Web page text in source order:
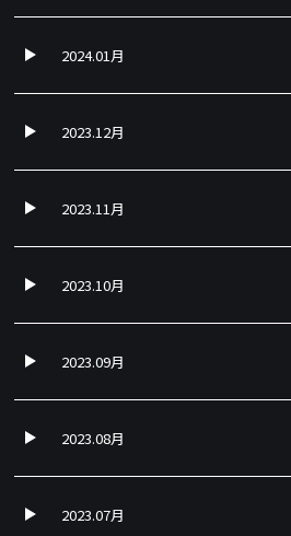
2024.01月
2023.12月
2023.11月
2023.10月
2023.09月
2023.08月
2023.07月